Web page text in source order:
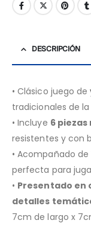
DESCRIPCIÓN
• Clásico juego de
tradicionales de
• Incluye 6
resistentes y con
• Acompañado de
perfecta para
• Presentado en
detalles
7cm de largo x